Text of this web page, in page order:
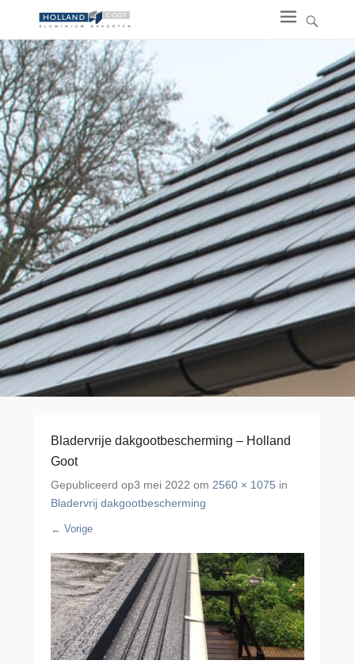
Bladervrije dakgootbescherming – Holland
Goot
Gepubliceerd op3 mei 2022 om 2560 × 1075 in
Bladervrij dakgootbescherming
← Vorige